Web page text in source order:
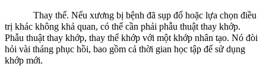
Thay thế. Nếu xương bị bệnh đã sụp đổ hoặc lựa chọn điều
trị khác không khả quan, có thể cần phải phẫu thuật thay khớp.
Phẫu thuật thay khớp, thay thế khớp với một khớp nhân tạo. Nó đòi
hỏi vài tháng phục hồi, bao gồm cả thời gian học tập để sử dụng
khớp mới.